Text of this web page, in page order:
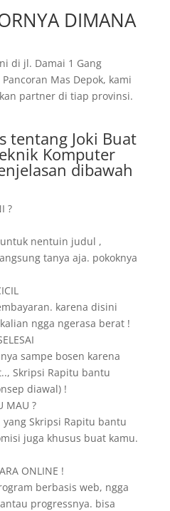
DIMANA
di jl. Damai 1 Gang
Mas Depok, kami
partner di tiap provinsi.
tentang Joki Buat
Komputer
dibawah
?
nentuin judul ,
tanya aja. pokoknya
karena disini
ngga ngerasa berat !
sampe bosen karena
Skripsi Rapitu bantu
diawal) !
MAU ?
Skripsi Rapitu bantu
juga khusus buat kamu.
ONLINE !
berbasis web, ngga
progressnya. bisa